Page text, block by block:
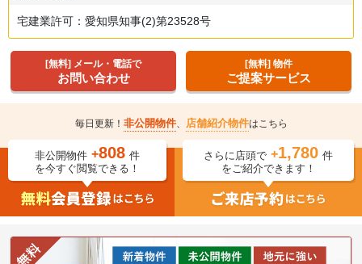
宅建業許可：愛知県知事(2)第23528号
[無料] メール・電話で
お問い合わせ
[無料] 物件
ご提案サービス
毎日更新！ 非公開物件、 店舗紹介物件はこちら
非公開物件 +808 件
を今すぐ閲覧できる！
さらに店頭で +1,780 件
をご紹介できます！